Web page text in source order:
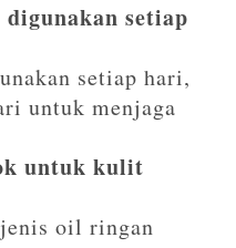
setiap
setiap hari,
untuk menjaga
untuk kulit
oil ringan